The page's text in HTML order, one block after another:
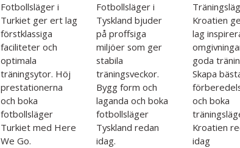
Fotbollsläger i
Turkiet ger ert lag
förstklassiga
faciliteter och
optimala
träningsytor. Höj
prestationerna
och boka
fotbollsläger
Turkiet med Here
We Go.
Fotbollsläger i
Tyskland bjuder
på proffsiga
miljöer som ger
stabila
träningsveckor.
Bygg form och
laganda och boka
fotbollsläger
Tyskland redan
idag.
Kroatien
lag
goda
Skapa
och boka
Kroatien
idag